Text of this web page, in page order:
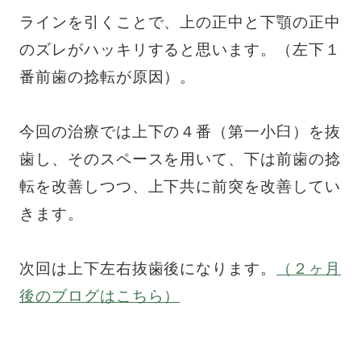
ラインを引くことで、上の正中と下顎の正中
のズレがハッキリすると思います。（左下１
番前歯の捻転が原因）。
今回の治療では上下の４番（第一小臼）を抜
歯し、そのスペースを用いて、下は前歯の捻
転を改善しつつ、上下共に前突を改善してい
きます。
次回は上下左右抜歯後になります。
（２ヶ月
後のブログはこちら）